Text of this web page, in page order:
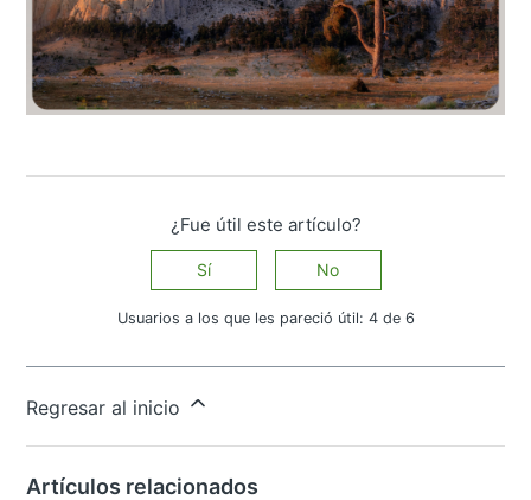
¿Fue útil este artículo?
Sí No
Usuarios a los que les pareció útil: 4 de 6
Regresar al inicio
Artículos relacionados